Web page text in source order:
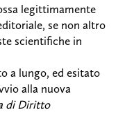
legittimamente
se non altro
scientifiche in
a lungo, ed esitato
alla nuova
di Diritto